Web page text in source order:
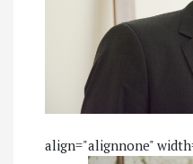
align="alignnone"